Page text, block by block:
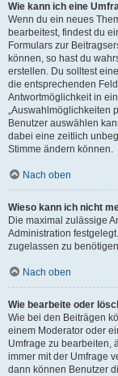
Wie kann ich eine
Wenn du ein neues
bearbeitest, findest du
Formulars zur
können, so hast du
erstellen. Du solltest
die entsprechenden
Antwortmöglichkeit in
„Auswahlmöglichkeiten
Benutzer auswählen
dabei eine zeitlich
Stimme ändern können.
Nach oben
Wieso kann ich nicht
Die maximal zulässige
Administration
zugelassen zu
Nach oben
Wie bearbeite oder
Wie bei den Beiträgen
einem Moderator oder
Umfrage zu bearbeiten,
immer mit der Umfrage
dann können Benutzer